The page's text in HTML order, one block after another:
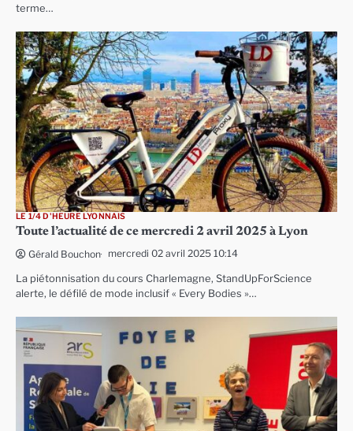
terme…
LE 1/4 D'HEURE LYONNAIS
Toute l’actualité de ce mercredi 2 avril 2025 à Lyon
Gérald Bouchon mercredi 02 avril 2025 10:14
La piétonnisation du cours Charlemagne, StandUpForScience
alerte, le défilé de mode inclusif « Every Bodies »…